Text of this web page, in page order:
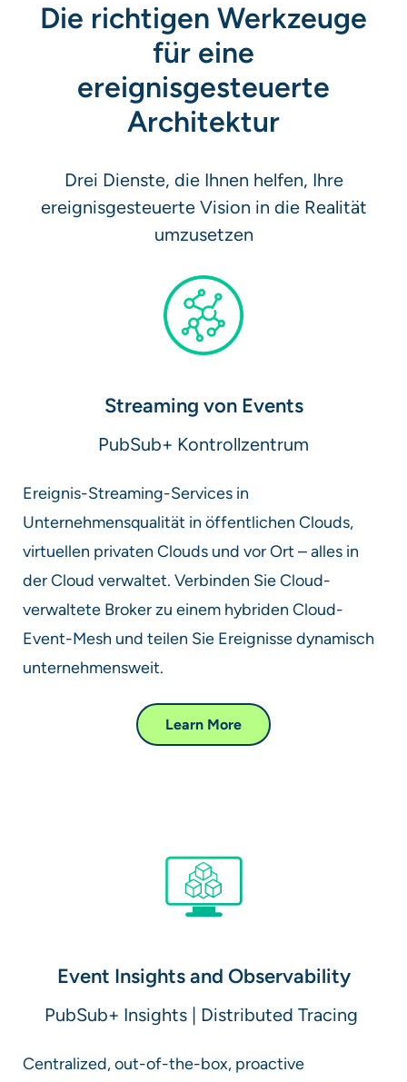
Die richtigen Werkzeuge
für eine
ereignisgesteuerte
Architektur
Drei Dienste, die Ihnen helfen, Ihre
ereignisgesteuerte Vision in die Realität
umzusetzen​​
Streaming von Events​
PubSub+ Kontrollzentrum​
Ereignis-Streaming-Services in
Unternehmensqualität in öffentlichen Clouds,
virtuellen privaten Clouds und vor Ort – alles in
der Cloud verwaltet. Verbinden Sie Cloud-
verwaltete Broker zu einem hybriden Cloud-
Event-Mesh und teilen Sie Ereignisse dynamisch
unternehmensweit.​
Learn More
Event Insights and Observability
PubSub+ Insights | Distributed Tracing ​
Centralized, out-of-the-box, proactive